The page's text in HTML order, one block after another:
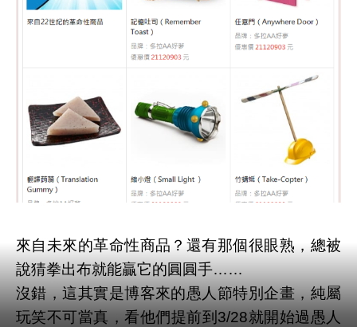
來自未來的革命性商品？還有那個很眼熟，總被
說猜拳出布就能贏它的圓圓手……
沒錯，這其實是博客來的愚人節特別企畫，純屬
玩笑不可當真，看他們提前到3/28就開始過愚人